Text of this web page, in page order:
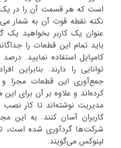
است که هر قسمت آن را در یک
نکته نقطه قوت آن به شمار
عنوان یک کاربر بخواهید یک
باید تمام این قطعات را
کامپایل استفاده نمایید.
توانایی را دارند. بنابراین
جمع‌آوری این قطعات مجزا و
کرده‌اند و علاوه بر آن برای
مدیریت نوشته‌اند تا کار
کاربران آسان کنند. به این
لینوکس می‌گویند.